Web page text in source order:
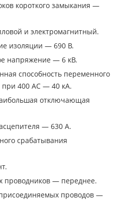
короткого замыкания —
и электромагнитный.
изоляции — 690 В.
напряжение — 6 кВ.
способность переменного
400 AC — 40 кА.
отключающая
— 630 А.
срабатывания
проводников — переднее.
проводов —